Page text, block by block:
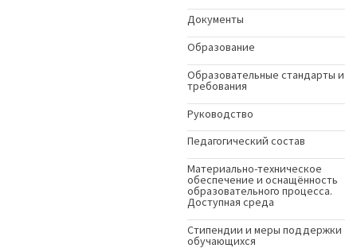
Документы
Образование
Образовательные стандарты и
требования
Руководство
Педагогический состав
Материально-техническое
обеспечение и оснащённость
образовательного процесса.
Доступная среда
Стипендии и меры поддержки
обучающихся